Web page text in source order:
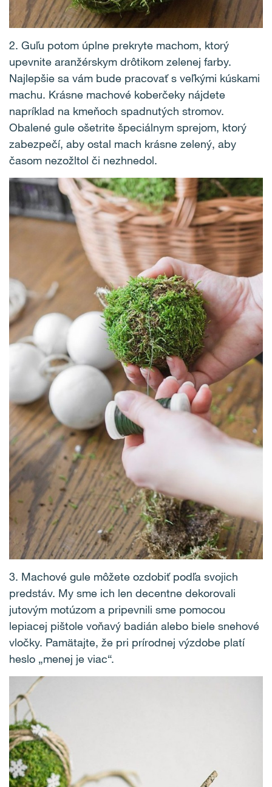
2. Guľu potom úplne prekryte machom, ktorý
upevnite aranžérskym drôtikom zelenej farby.
Najlepšie sa vám bude pracovať s veľkými kúskami
machu. Krásne machové koberčeky nájdete
napríklad na kmeňoch spadnutých stromov.
Obalené gule ošetrite špeciálnym sprejom, ktorý
zabezpečí, aby ostal mach krásne zelený, aby
časom nezožltol či nezhnedol.
3. Machové gule môžete ozdobiť podľa svojich
predstáv. My sme ich len decentne dekorovali
jutovým motúzom a pripevnili sme pomocou
lepiacej pištole voňavý badián alebo biele snehové
vločky. Pamätajte, že pri prírodnej výzdobe platí
heslo „menej je viac“.